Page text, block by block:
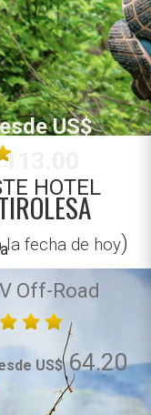
...
US$
Playa
Playa
Playa
HOTEL
la fecha de hoy)
Off-Road
US$64.20